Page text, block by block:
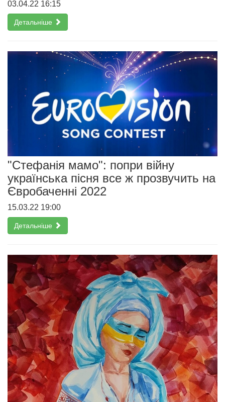
03.04.22 16:15
Детальніше
"Стефанія мамо": попри війну
українська пісня все ж прозвучить на
Євробаченні 2022
15.03.22 19:00
Детальніше